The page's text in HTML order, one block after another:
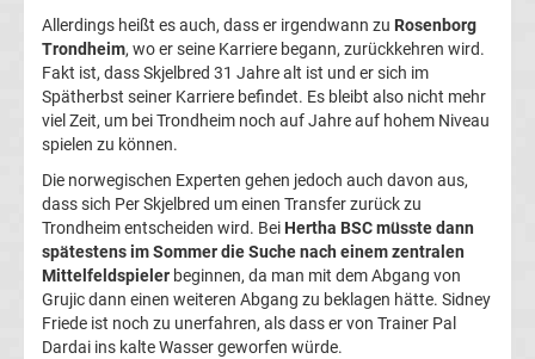
Lig
Internat.
Fußball
UEFA
Youth
League
Allerdings heißt es auch, dass er irgendwann zu Rosenborg
Trondheim, wo er seine Karriere begann, zurückkehren wird.
Fakt ist, dass Skjelbred 31 Jahre alt ist und er sich im
Spätherbst seiner Karriere befindet. Es bleibt also nicht mehr
viel Zeit, um bei Trondheim noch auf Jahre auf hohem Niveau
spielen zu können.
Die norwegischen Experten gehen jedoch auch davon aus,
dass sich Per Skjelbred um einen Transfer zurück zu
Trondheim entscheiden wird. Bei Hertha BSC müsste dann
spätestens im Sommer die Suche nach einem zentralen
Mittelfeldspieler beginnen, da man mit dem Abgang von
Grujic dann einen weiteren Abgang zu beklagen hätte. Sidney
Friede ist noch zu unerfahren, als dass er von Trainer Pal
Dardai ins kalte Wasser geworfen würde.